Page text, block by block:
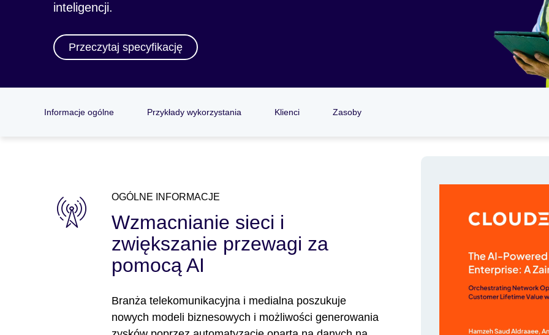
inteligencji.
Przeczytaj specyfikację
Informacje ogólne Przykłady wykorzystania Klienci Zasoby
OGÓLNE INFORMACJE
Wzmacnianie sieci i
zwiększanie przewagi za
pomocą AI
Branża telekomunikacyjna i medialna poszukuje
nowych modeli biznesowych i możliwości generowania